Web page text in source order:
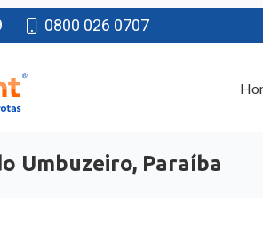
0800 026 0707
Umbuzeiro, Paraíba